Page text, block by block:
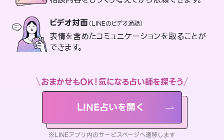
ビデオ対面（LINEのビデオ通話）
表情を含めたコミュニケーションを取ることが
できます。
おまかせもOK！気になる占い師を探そう
LINE占いを開く
※LINEアプリ内のサービスページへ遷移します